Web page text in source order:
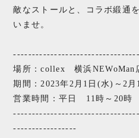
敵なストールと、コラボ緞通
いませ。
場所：collex 横浜
期間：2023年2月1日(水)～2月
営業時間：平日 11時～20
-----------------